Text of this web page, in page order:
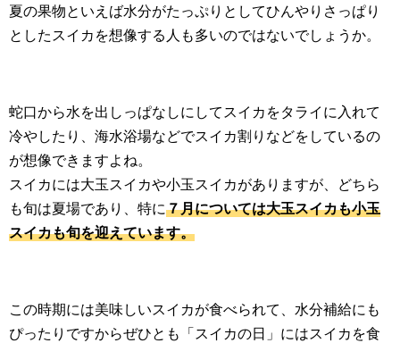
夏の果物といえば水分がたっぷりとしてひんやりさっぱり
としたスイカを想像する人も多いのではないでしょうか。
蛇口から水を出しっぱなしにしてスイカをタライに入れて
冷やしたり、海水浴場などでスイカ割りなどをしているの
が想像できますよね。
スイカには大玉スイカや小玉スイカがありますが、どちら
も旬は夏場であり、特に７月については大玉スイカも小玉
スイカも旬を迎えています。
この時期には美味しいスイカが食べられて、水分補給にも
ぴったりですからぜひとも「スイカの日」にはスイカを食